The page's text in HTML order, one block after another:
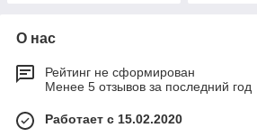
О нас
Рейтинг не сформирован
Менее 5 отзывов за последний год
Работает с 15.02.2020